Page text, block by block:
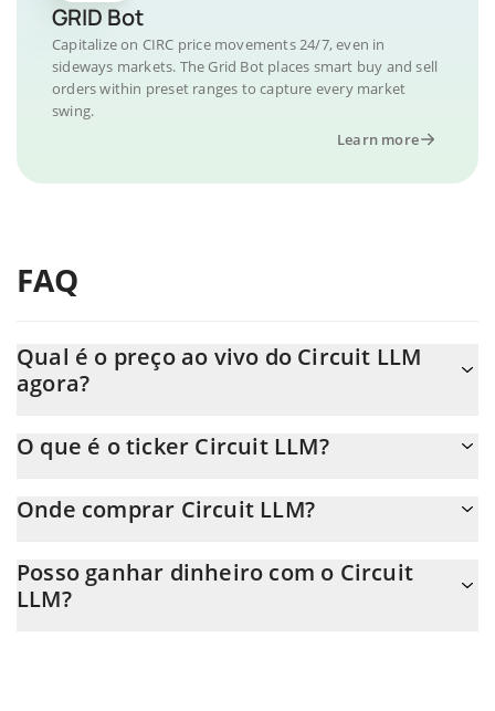
GRID Bot
Capitalize on CIRC price movements 24/7, even in
sideways markets. The Grid Bot places smart buy and sell
orders within preset ranges to capture every market
swing.
Learn more
FAQ
Qual é o preço ao vivo do Circuit LLM
agora?
O que é o ticker Circuit LLM?
Onde comprar Circuit LLM?
transferência p2p. E a melhor maneira de trocar Circuit LLM é
através de um bot de 3commas.
Posso ganhar dinheiro com o Circuit
LLM?